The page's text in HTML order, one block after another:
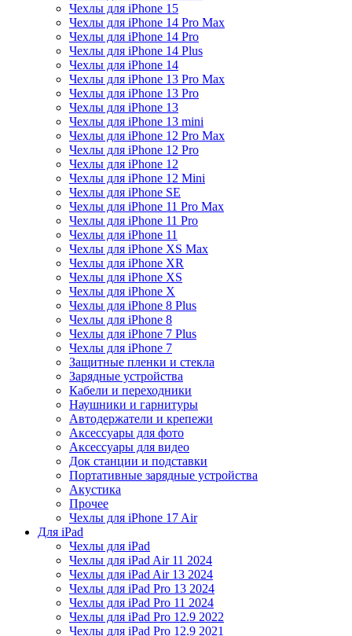
Чехлы для iPhone 15
Чехлы для iPhone 14 Pro Max
Чехлы для iPhone 14 Pro
Чехлы для iPhone 14 Plus
Чехлы для iPhone 14
Чехлы для iPhone 13 Pro Max
Чехлы для iPhone 13 Pro
Чехлы для iPhone 13
Чехлы для iPhone 13 mini
Чехлы для iPhone 12 Pro Max
Чехлы для iPhone 12 Pro
Чехлы для iPhone 12
Чехлы для iPhone 12 Mini
Чехлы для iPhone SE
Чехлы для iPhone 11 Pro Max
Чехлы для iPhone 11 Pro
Чехлы для iPhone 11
Чехлы для iPhone XS Max
Чехлы для iPhone XR
Чехлы для iPhone XS
Чехлы для iPhone X
Чехлы для iPhone 8 Plus
Чехлы для iPhone 8
Чехлы для iPhone 7 Plus
Чехлы для iPhone 7
Защитные пленки и стекла
Зарядные устройства
Кабели и переходники
Наушники и гарнитуры
Автодержатели и крепежи
Аксессуары для фото
Аксессуары для видео
Док станции и подставки
Портативные зарядные устройства
Акустика
Прочее
Чехлы для iPhone 17 Air
Для iPad
Чехлы для iPad
Чехлы для iPad Air 11 2024
Чехлы для iPad Air 13 2024
Чехлы для iPad Pro 13 2024
Чехлы для iPad Pro 11 2024
Чехлы для iPad Pro 12.9 2022
Чехлы для iPad Pro 12.9 2021